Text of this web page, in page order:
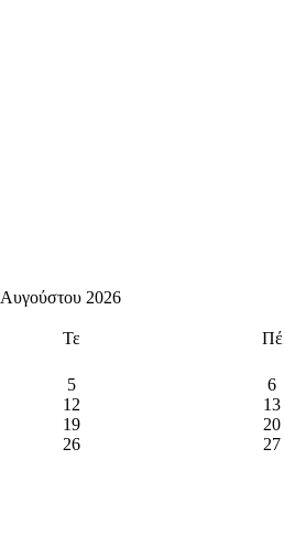
Αυγούστου 2026
Τε Πέ
5 6
12 13
19 20
26 27